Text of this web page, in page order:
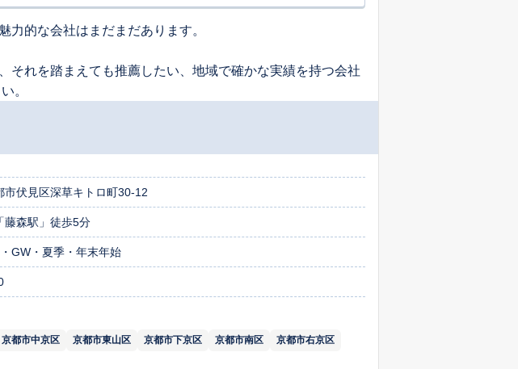
力的な会社はまだまだあります。
それを踏まえても推薦したい、地域で確かな実績を持つ会社
。
市伏見区深草キトロ町30-12
藤森駅」徒歩5分
GW・夏季・年末年始
京都市中京区 京都市東山区 京都市下京区 京都市南区
京都市右京区